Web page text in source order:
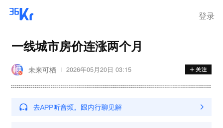
登录
一线城市房价连涨两个月
未来可栖 2026年05月20日 03:15